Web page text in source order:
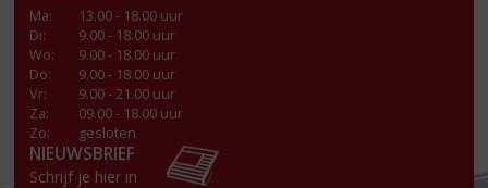
Ma:
13.00 - 18.00 uur
Di:
9.00 - 18.00 uur
Wo:
9.00 - 18.00 uur
Do:
9.00 - 18.00 uur
Vr:
9.00 - 21.00 uur
Za:
09.00 - 18.00 uur
Zo:
gesloten
NIEUWSBRIEF
Schrijf je hier in